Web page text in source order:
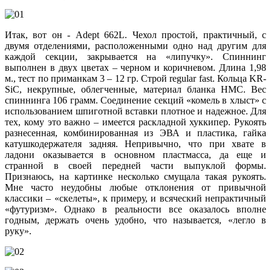
Итак, вот он - Adept 662L. Чехол простой, практичный, с
двумя отделениями, расположенными одно над другим для
каждой секции, закрывается на «липучку». Спиннинг
выполнен в двух цветах – черном и коричневом. Длина 1,98
м., тест по приманкам 3 – 12 гр. Строй regular fast. Кольца KR-
SiC, некрупные, облегченные, материал бланка HMC. Вес
спиннинга 106 грамм. Соединение секций «комель в хлыст» с
использованием шпиготной вставки плотное и надежное. Для
тех, кому это важно – имеется раскладной хуккипер. Рукоять
разнесенная, комбинированная из ЭВА и пластика, гайка
катушкодержателя задняя. Непривычно, что при хвате в
ладони оказывается в основном пластмасса, да еще и
странной в своей передней части выпуклой формы.
Признаюсь, на картинке несколько смущала такая рукоять.
Мне часто неудобны любые отклонения от привычной
классики – «скелеты», к примеру, и всяческий непрактичный
«футуризм». Однако в реальности все оказалось вполне
годным, держать очень удобно, что называется, «легло в
руку».